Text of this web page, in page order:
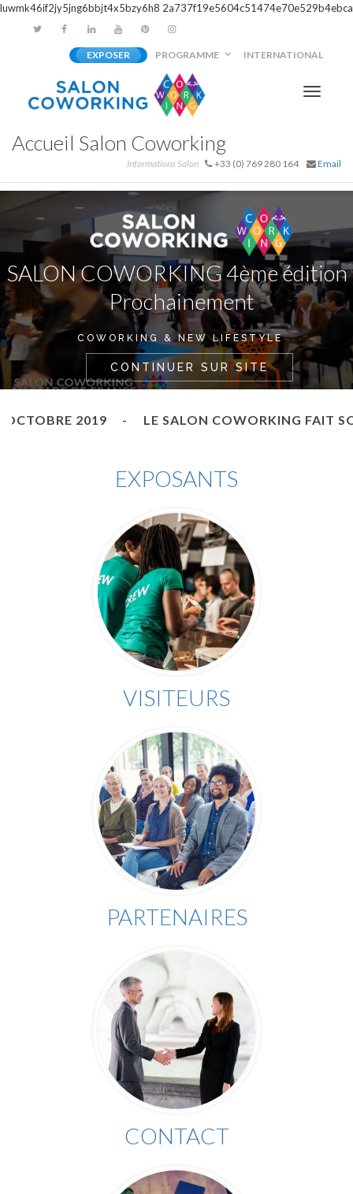
luwmk46if2jy5jng6bbjt4x5bzy6h8 2a737f19e5604c51474e70e529b4ebca
EXPOSER PROGRAMME INTERNATIONAL
Accueil Salon Coworking
Informations Salon +33 (0) 769 280 164 Email
SALON COWORKING 4ème édition
Prochainement
COWORKING & NEW LIFESTYLE
CONTINUER SUR SITE
SALON COWORKING FAIT SON TOUR DU MONDE
EXPOSANTS
VISITEURS
PARTENAIRES
CONTACT